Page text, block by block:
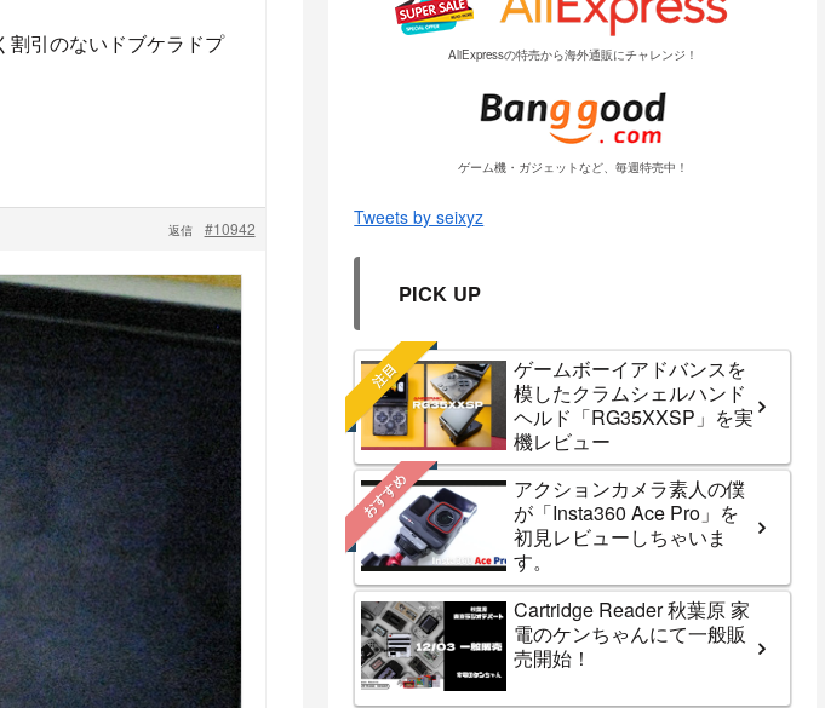
割引のないドブケラドプ
#10942
返信
AliExpressの特売から海外通販にチャレンジ！
ゲーム機・ガジェットなど、毎週特売中！
Tweets by seixyz
PICK UP
注目
ゲームボーイアドバンスを
模したクラムシェルハンド
ヘルド「RG35XXSP」を実
機レビュー
おすすめ
アクションカメラ素人の僕
が「Insta360 Ace Pro」を
初見レビューしちゃいま
す。
Cartridge Reader 秋葉原 家
電のケンちゃんにて一般販
売開始！